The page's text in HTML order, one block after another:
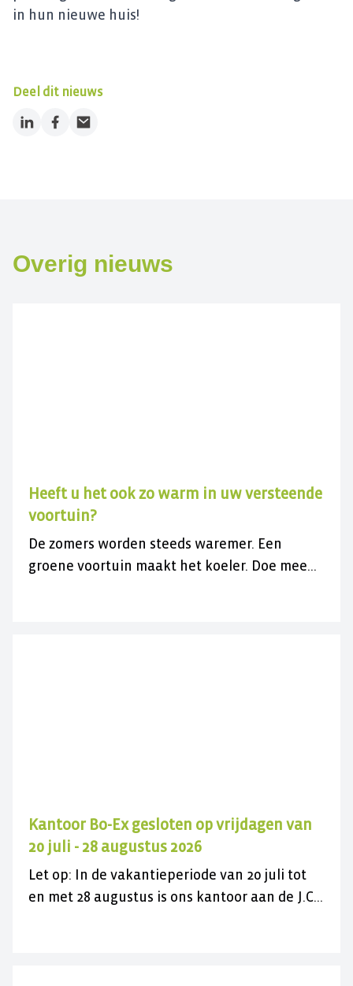
in hun nieuwe huis!
Deel dit nieuws
LinkedInFacebook
Email
Overig nieuws
Heeft u het ook zo warm in uw versteende
voortuin?
De zomers worden steeds waremer. Een
groene voortuin maakt het koeler. Doe mee
Kantoor Bo-Ex gesloten op vrijdagen van
20 juli - 28 augustus 2026
Let op: In de vakantieperiode van 20 juli tot
en met 28 augustus is ons kantoor aan de J.C.